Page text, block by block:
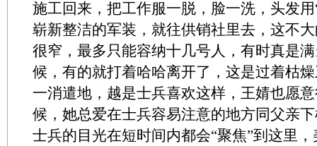
施工回来，把工作服一脱，脸一洗，头发
崭新整洁的军装，就往供销社里去，这不
很窄，最多只能容纳十几号人，有时真是
候，有的就打着哈哈离开了，这是过着枯
一消遣地，越是士兵喜欢这样，王婧也愿
候，她总爱在士兵容易注意的地方同父亲
士兵的目光在短时间内都会“聚焦”到这里